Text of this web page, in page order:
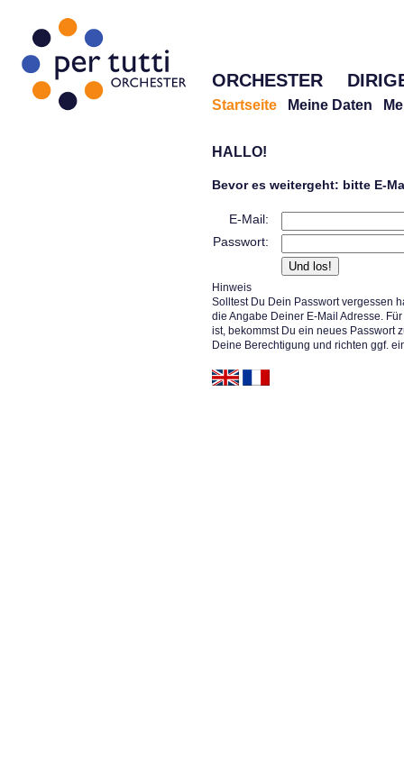
ORCHESTER
Startseite Meine Daten
HALLO!
Bevor es weitergeht: bitte E-
E-Mail:
Passwort:
Hinweis
Solltest Du Dein Passwort vergessen
die Angabe Deiner E-Mail Adresse.
ist, bekommst Du ein neues Passwort
Deine Berechtigung und richten ggf.